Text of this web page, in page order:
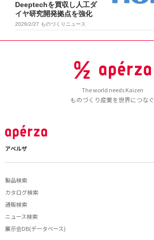
Deeptechを買収し人工ダ
イヤ研究開発拠点を強化
2026/2/27 ものづくりニュース
The world needs Kaizen
ものづくり産業を世界につなぐ
アペルザ
製品検索
カタログ検索
通販検索
ニュース検索
展示会DB(データベース)